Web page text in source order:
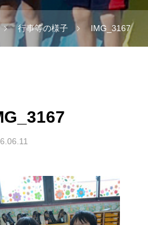
行事等の様子 IMG_3167